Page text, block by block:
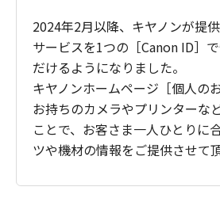
2024年2月以降、キヤノンが提
サービスを1つの［Canon ID］
だけるようになりました。
キヤノンホームページ［個人の
お持ちのカメラやプリンターな
ことで、お客さま一人ひとりに
ツや機材の情報をご提供させて